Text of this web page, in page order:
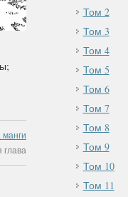
манги
Том 2
Том 3
Том 4
Том 5
Том 6
Том 7
Том 8
Том 9
Том 10
Том 11